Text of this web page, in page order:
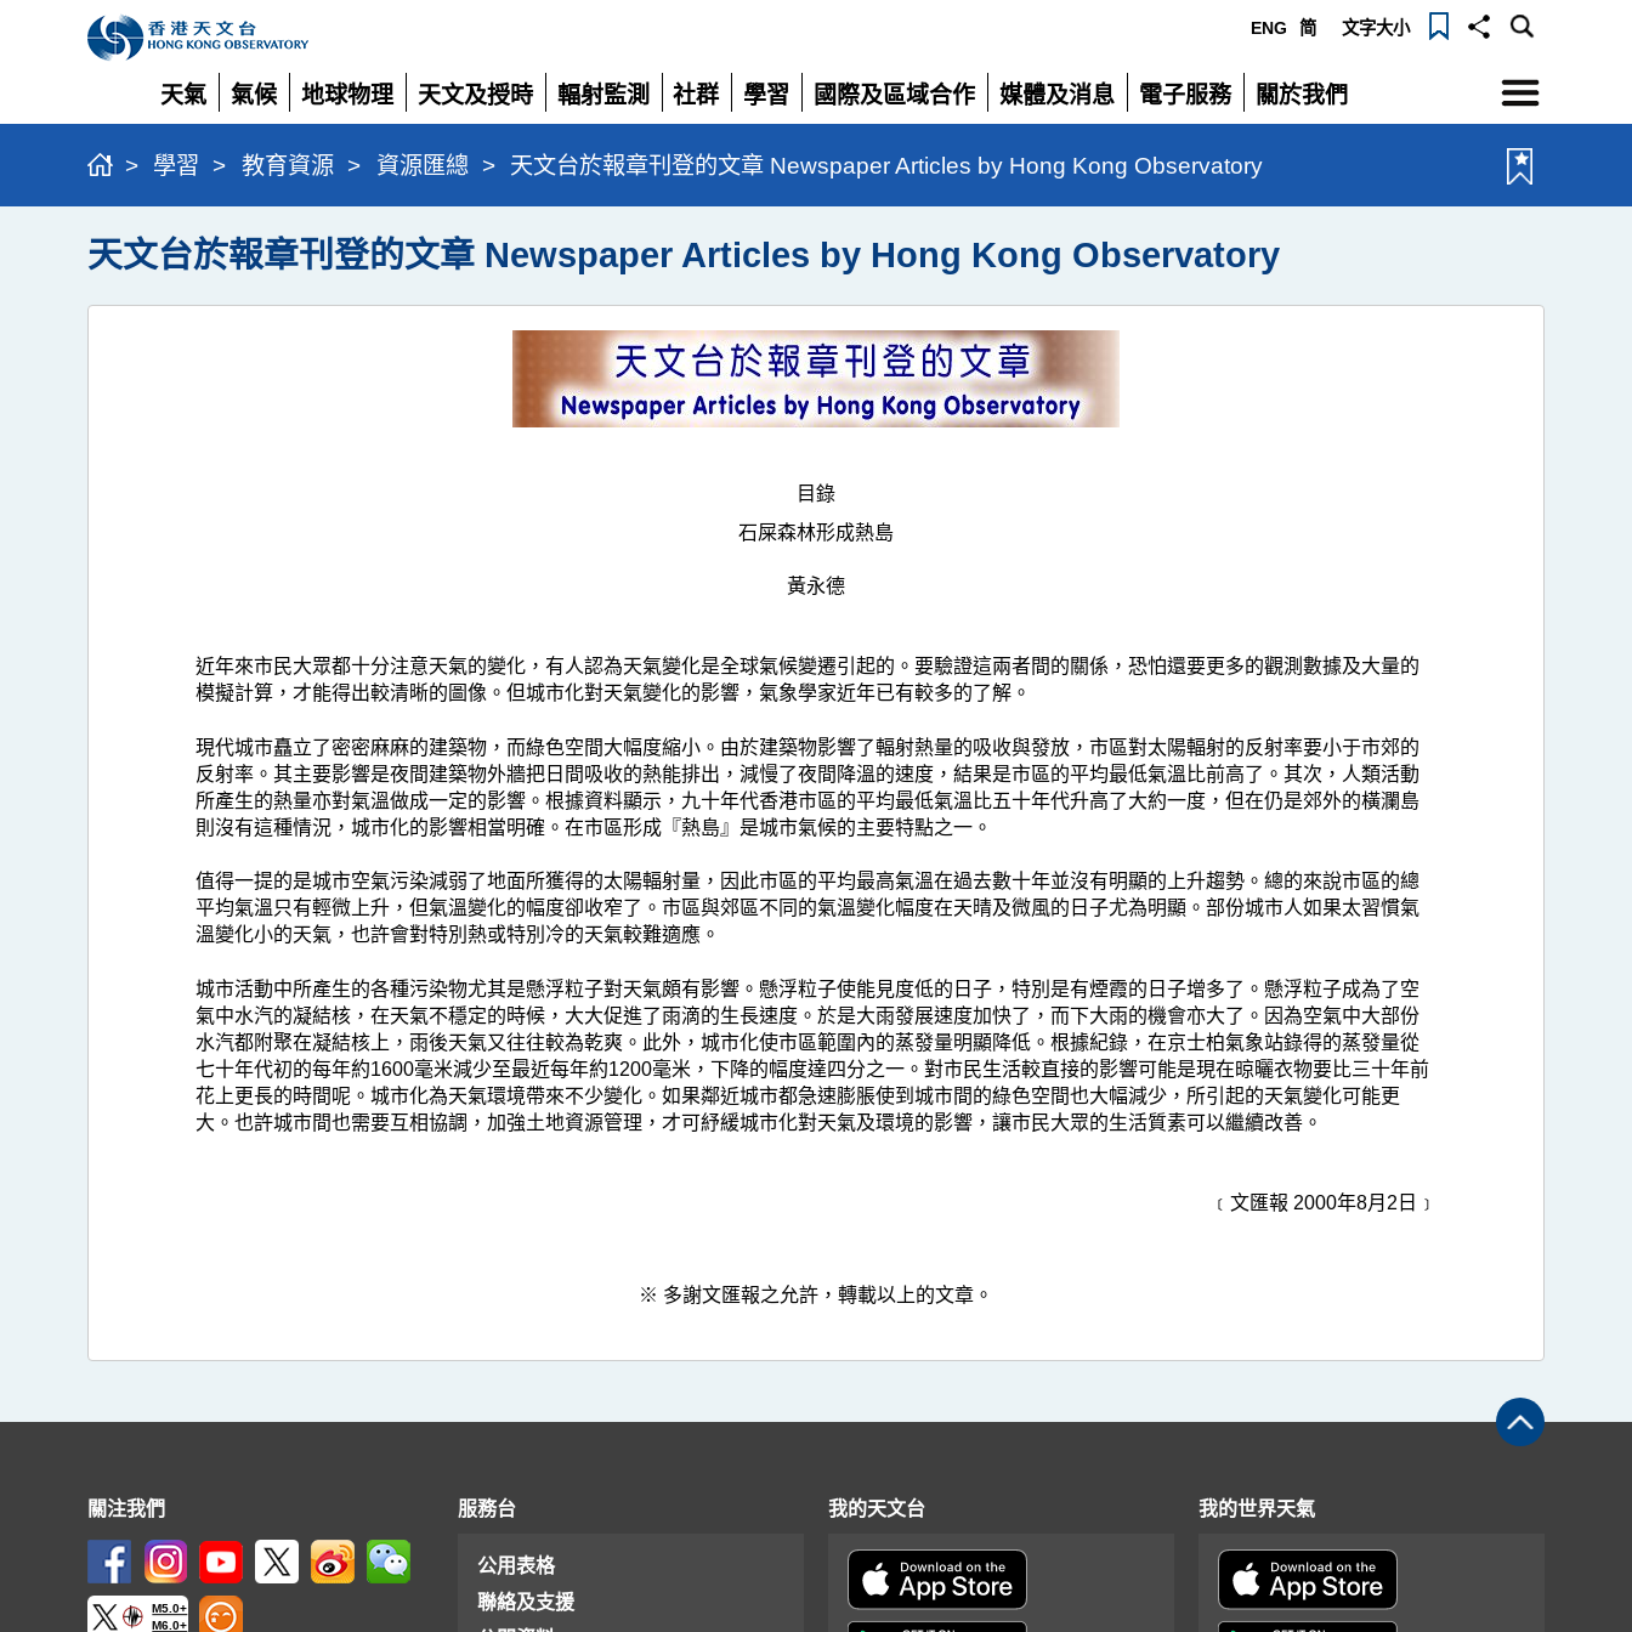
ENG 简 文字大小
天氣
展
開
氣候
展
開
地球物理
展
開
天文及授時
展
開
輻射監測
展
開
社群
展
開
學習
展
開
國際及區域合作
展
開
媒體及消息
展
開
電子服務
展
開
關於我們
展
開
選
單
> 學習 > 教育資源 > 資源匯總 > 天文台於報章刊登的文章 Newspaper Articles by Hong Kong Observatory
天文台於報章刊登的文章 Newspaper Articles by Hong Kong Observatory
目錄
石屎森林形成熱島
黃永德
近年來市民大眾都十分注意天氣的變化，有人認為天氣變化是全球氣候變遷引起的。要驗證這兩者間的關係，恐怕還要更多的觀測數據及大量的
模擬計算，才能得出較清晰的圖像。但城市化對天氣變化的影響，氣象學家近年已有較多的了解。
現代城市矗立了密密麻麻的建築物，而綠色空間大幅度縮小。由於建築物影響了輻射熱量的吸收與發放，市區對太陽輻射的反射率要小于市郊的
反射率。其主要影響是夜間建築物外牆把日間吸收的熱能排出，減慢了夜間降溫的速度，結果是市區的平均最低氣溫比前高了。其次，人類活動
所產生的熱量亦對氣溫做成一定的影響。根據資料顯示，九十年代香港市區的平均最低氣溫比五十年代升高了大約一度，但在仍是郊外的橫瀾島
則沒有這種情況，城市化的影響相當明確。在市區形成『熱島』是城市氣候的主要特點之一。
值得一提的是城市空氣污染減弱了地面所獲得的太陽輻射量，因此市區的平均最高氣溫在過去數十年並沒有明顯的上升趨勢。總的來說市區的總
平均氣溫只有輕微上升，但氣溫變化的幅度卻收窄了。市區與郊區不同的氣溫變化幅度在天晴及微風的日子尤為明顯。部份城市人如果太習慣氣
溫變化小的天氣，也許會對特別熱或特別冷的天氣較難適應。
城市活動中所產生的各種污染物尤其是懸浮粒子對天氣頗有影響。懸浮粒子使能見度低的日子，特別是有煙霞的日子增多了。懸浮粒子成為了空
氣中水汽的凝結核，在天氣不穩定的時候，大大促進了雨滴的生長速度。於是大雨發展速度加快了，而下大雨的機會亦大了。因為空氣中大部份
水汽都附聚在凝結核上，雨後天氣又往往較為乾爽。此外，城市化使市區範圍內的蒸發量明顯降低。根據紀錄，在京士柏氣象站錄得的蒸發量從
七十年代初的每年約1600毫米減少至最近每年約1200毫米，下降的幅度達四分之一。對市民生活較直接的影響可能是現在晾曬衣物要比三十年前
花上更長的時間呢。城市化為天氣環境帶來不少變化。如果鄰近城市都急速膨脹使到城市間的綠色空間也大幅減少，所引起的天氣變化可能更
大。也許城市間也需要互相協調，加強土地資源管理，才可紓緩城市化對天氣及環境的影響，讓市民大眾的生活質素可以繼續改善。
﹝文匯報 2000年8月2日﹞
※ 多謝文匯報之允許，轉載以上的文章。
關注我們
M5.0+
M6.0+
服務台
公用表格
聯絡及支援
我的天文台 我的世界天氣